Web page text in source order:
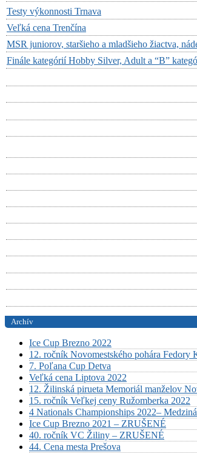
Testy výkonnosti Trnava
Veľká cena Trenčína
MSR juniorov, staršieho a mladšieho žiactva,
Finále kategórií Hobby Silver, Adult a “B”
Archív
Ice Cup Brezno 2022
12. ročník Novomestského pohára Fedory
7. Poľana Cup Detva
Veľká cena Liptova 2022
12. Žilinská pirueta Memoriál manželov
15. ročník Veľkej ceny Ružomberka 2022
4 Nationals Championships 2022–
Ice Cup Brezno 2021 – ZRUŠENÉ
40. ročník VC Žiliny – ZRUŠENÉ
44. Cena mesta Prešova